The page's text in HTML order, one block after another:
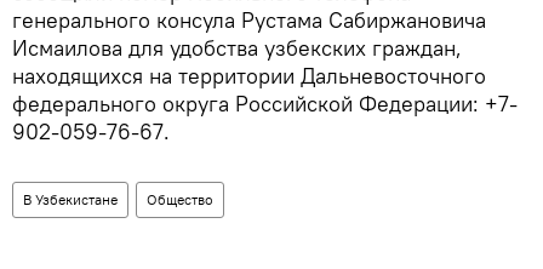
генерального консула Рустама Сабиржановича
Исмаилова для удобства узбекских граждан,
находящихся на территории Дальневосточного
федерального округа Российской Федерации: +7-
902-059-76-67.
В Узбекистане Общество